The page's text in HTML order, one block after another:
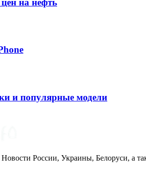
на нефть
и популярные модели
России, Украины, Белоруси, а